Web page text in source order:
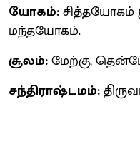
யோகம்:சித்தயோகம்
மந்தயோகம்.
சூலம்:மேற்கு,
சந்திராஷ்டமம்: